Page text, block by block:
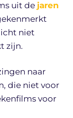
uit de jaren
niet
zijn.
naar
die niet voor
voor